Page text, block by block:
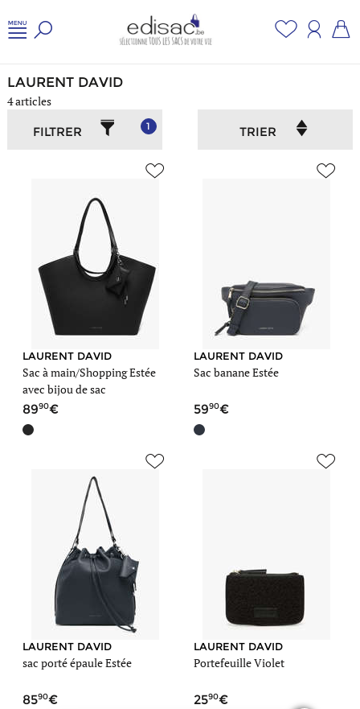
LAURENT DAVID
4 articles
FILTRER
1 TRIER
LAURENT DAVID
Sac à main/Shopping Estée
avec bijou de sac
8990
LAURENT DAVID
Sac banane Estée
5990
LAURENT DAVID
sac porté épaule Estée
8590
LAURENT DAVID
Portefeuille Violet
2590